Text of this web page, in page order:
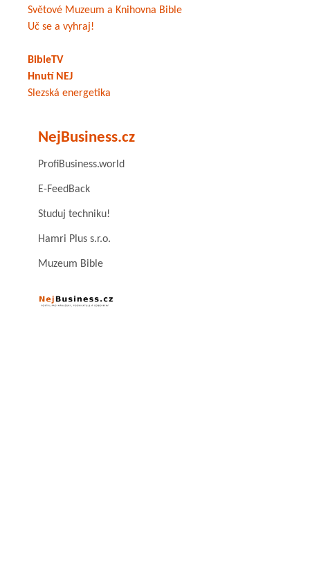
Světové Muzeum a Knihovna Bible
Uč se a vyhraj!
BibleTV
Hnutí NEJ
Slezská energetika
NejBusiness.cz
ProfiBusiness.world
E-FeedBack
Studuj techniku!
Hamri Plus s.r.o.
Muzeum Bible